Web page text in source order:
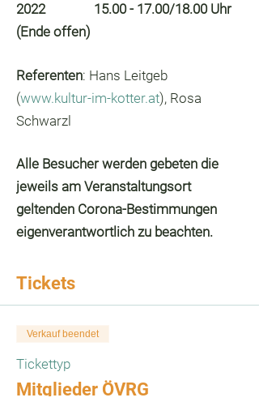
2022 15.00 - 17.00/18.00 Uhr
(Ende offen)
Referenten: Hans Leitgeb
(www.kultur-im-kotter.at), Rosa
Schwarzl
Alle Besucher werden gebeten die
jeweils am Veranstaltungsort
geltenden Corona-Bestimmungen
eigenverantwortlich zu beachten.
Tickets
Verkauf beendet
Tickettyp
Mitglieder ÖVRG